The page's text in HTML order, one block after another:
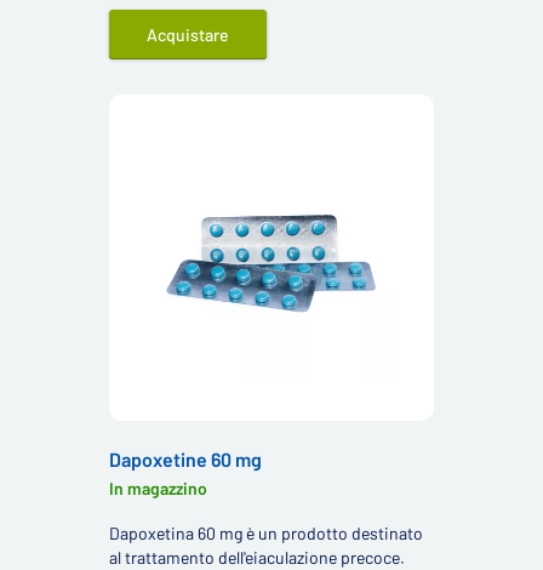
Acquistare
Dapoxetine 60 mg
In magazzino
Dapoxetina 60 mg è un prodotto destinato
al trattamento dell'eiaculazione precoce.